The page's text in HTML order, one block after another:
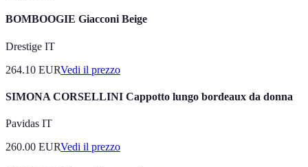
BOMBOOGIE Giacconi Beige
Drestige IT
264.10 EURVedi il prezzo
SIMONA CORSELLINI Cappotto lungo bordeaux da donna
Pavidas IT
260.00 EURVedi il prezzo